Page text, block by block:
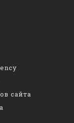
сайта